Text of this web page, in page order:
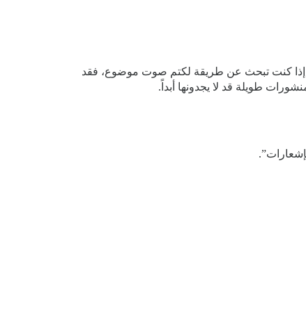
إذا كنت تبحث عن طريقة لكتم صوت موضوع، فقد
طويلة قد لا يجدونها أبداً.